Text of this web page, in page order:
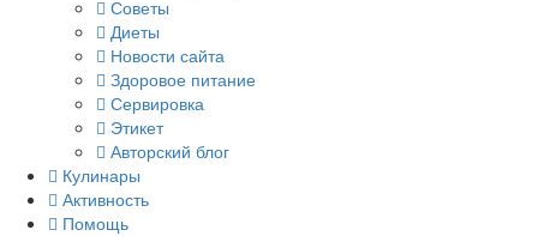
Советы
Диеты
Новости сайта
Здоровое питание
Сервировка
Этикет
Авторский блог
Кулинары
Активность
Помощь